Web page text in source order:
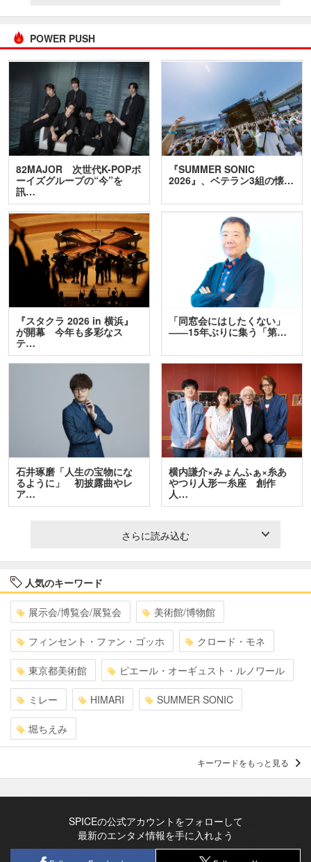
POWER PUSH
82MAJOR 次世代K-POPボ
ーイズグループの“今”を
訊…
『SUMMER SONIC
2026』、ベテラン3組の懐…
『スタクラ 2026 in 横浜』
が開幕 今年も多彩なス
テ…
「同窓会にはしたくない」
――15年ぶりに集う「第…
石井琢磨「人生の宝物にな
るように」 初披露曲やレ
ア…
横内謙介×みょんふぁ×糸あ
やつり人形一糸座 創作
人…
さらに読み込む
人気のキーワード
展示会/博覧会/展覧会 美術館/博物館
フィンセント・ファン・ゴッホ クロード・モネ
東京都美術館 ピエール・オーギュスト・ルノワール
ミレー HIMARI SUMMER SONIC
堀ちえみ
キーワードをもっと見る
SPICEの公式アカウントをフォローして
最新のエンタメ情報を手に入れよう